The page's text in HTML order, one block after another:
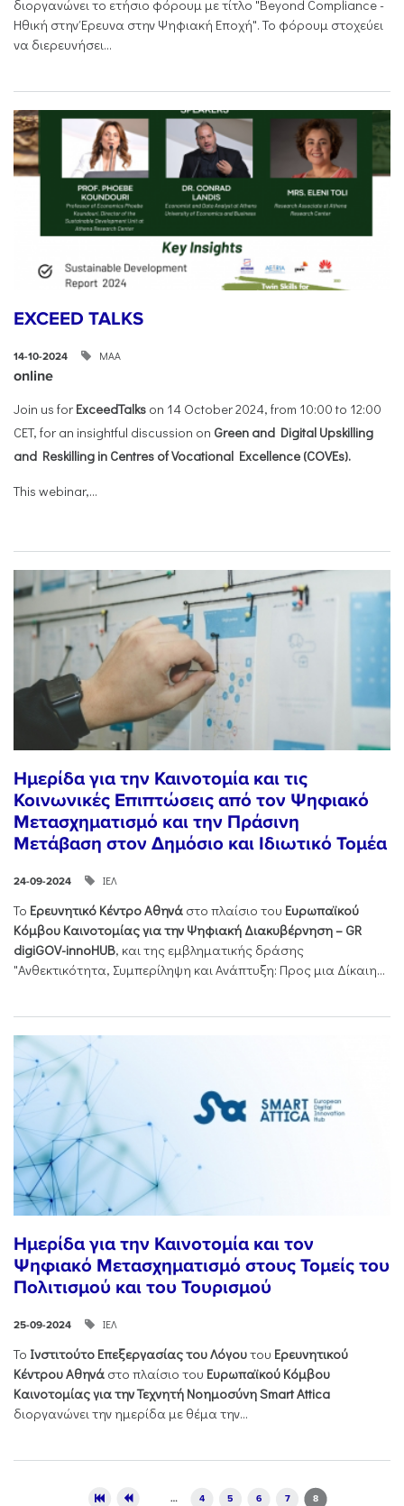
διοργανώνει το ετήσιο φόρουμ με τίτλο "Beyond Compliance -
Ηθική στην Έρευνα στην Ψηφιακή Εποχή". Το φόρουμ στοχεύει
να διερευνήσει...
EXCEED TALKS
14-10-2024 ΜΑΑ
online
Join us for ExceedTalks on 14 October 2024, from 10:00 to 12:00
CET, for an insightful discussion on Green and Digital Upskilling
and Reskilling in Centres of Vocational Excellence (COVEs).
This webinar,...
Ημερίδα για την Καινοτομία και τις
Κοινωνικές Επιπτώσεις από τον Ψηφιακό
Μετασχηματισμό και την Πράσινη
Μετάβαση στον Δημόσιο και Ιδιωτικό Τομέα
24-09-2024 ΙΕΛ
Το Ερευνητικό Κέντρο Αθηνά στο πλαίσιο του Ευρωπαϊκού
Κόμβου Καινοτομίας για την Ψηφιακή Διακυβέρνηση – GR
digiGOV-innoHUB, και της εμβληματικής δράσης
"Ανθεκτικότητα, Συμπερίληψη και Ανάπτυξη: Προς μια Δίκαιη...
Ημερίδα για την Καινοτομία και τον
Ψηφιακό Μετασχηματισμό στους Τομείς του
Πολιτισμού και του Τουρισμού
25-09-2024 ΙΕΛ
Το Ινστιτούτο Επεξεργασίας του Λόγουτου Ερευνητικού
Κέντρου Αθηνά στο πλαίσιο του Ευρωπαϊκού Κόμβου
Καινοτομίας για την Τεχνητή Νοημοσύνη Smart Attica
διοργανώνει την ημερίδα με θέμα την...
… 4 5 6 7 8